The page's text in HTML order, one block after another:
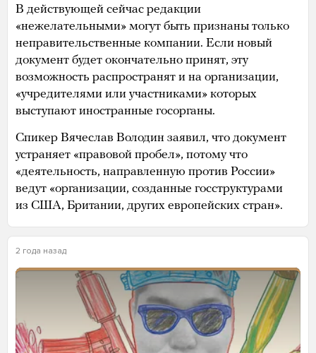
В действующей сейчас редакции
«нежелательными» могут быть признаны только
неправительственные компании. Если новый
документ будет окончательно принят, эту
возможность распространят и на организации,
«учредителями или участниками» которых
выступают иностранные госорганы.
Спикер Вячеслав Володин заявил, что документ
устраняет «правовой пробел», потому что
«деятельность, направленную против России»
ведут «организации, созданные госструктурами
из США, Британии, других европейских стран».
2 года назад